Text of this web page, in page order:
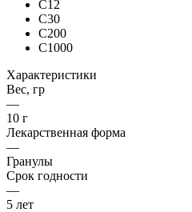
C12
C30
C200
C1000
Характеристики
Вес, гр
—
10 г
Лекарственная форма
—
Гранулы
Срок годности
—
5 лет